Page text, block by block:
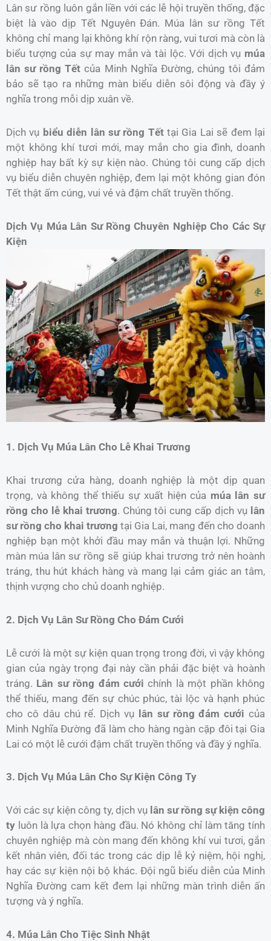
Lân sư rồng luôn gắn liền với các lễ hội truyền thống, đặc
biệt là vào dịp Tết Nguyên Đán. Múa lân sư rồng Tết
không chỉ mang lại không khí rộn ràng, vui tươi mà còn là
biểu tượng của sự may mắn và tài lộc. Với dịch vụ múa
lân sư rồng Tết của Minh Nghĩa Đường, chúng tôi đảm
bảo sẽ tạo ra những màn biểu diễn sôi động và đầy ý
nghĩa trong mỗi dịp xuân về.
Dịch vụ biểu diễn lân sư rồng Tếttại Gia Lai sẽ đem lại
một không khí tươi mới, may mắn cho gia đình, doanh
nghiệp hay bất kỳ sự kiện nào. Chúng tôi cung cấp dịch
vụ biểu diễn chuyên nghiệp, đem lại một không gian đón
Tết thật ấm cúng, vui vẻ và đậm chất truyền thống.
Dịch Vụ Múa Lân Sư Rồng Chuyên Nghiệp Cho Các Sự
Kiện
1. Dịch Vụ Múa Lân Cho Lễ Khai Trương
Khai trương cửa hàng, doanh nghiệp là một dịp quan
trọng, và không thể thiếu sự xuất hiện của múa lân sư
rồng cho lễ khai trương. Chúng tôi cung cấp dịch vụ lân
sư rồng cho khai trương tại Gia Lai, mang đến cho doanh
nghiệp bạn một khởi đầu may mắn và thuận lợi. Những
màn múa lân sư rồng sẽ giúp khai trương trở nên hoành
tráng, thu hút khách hàng và mang lại cảm giác an tâm,
thịnh vượng cho chủ doanh nghiệp.
2. Dịch Vụ Lân Sư Rồng Cho Đám Cưới
Lễ cưới là một sự kiện quan trọng trong đời, vì vậy không
gian của ngày trọng đại này cần phải đặc biệt và hoành
tráng. Lân sư rồng đám cưới chính là một phần không
thể thiếu, mang đến sự chúc phúc, tài lộc và hạnh phúc
cho cô dâu chú rể. Dịch vụ lân sư rồng đám cưới của
Minh Nghĩa Đường đã làm cho hàng ngàn cặp đôi tại Gia
Lai có một lễ cưới đậm chất truyền thống và đầy ý nghĩa.
3. Dịch Vụ Múa Lân Cho Sự Kiện Công Ty
Với các sự kiện công ty, dịch vụ lân sư rồng sự kiện công
ty luôn là lựa chọn hàng đầu. Nó không chỉ làm tăng tính
chuyên nghiệp mà còn mang đến không khí vui tươi, gắn
kết nhân viên, đối tác trong các dịp lễ kỷ niệm, hội nghị,
hay các sự kiện nội bộ khác. Đội ngũ biểu diễn của Minh
Nghĩa Đường cam kết đem lại những màn trình diễn ấn
tượng và ý nghĩa.
4. Múa Lân Cho Tiệc Sinh Nhật